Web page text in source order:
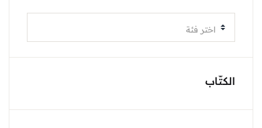
اختر فئة
الكتّاب